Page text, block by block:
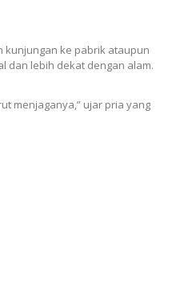
kunjungan ke pabrik ataupun
dan lebih dekat dengan alam.
menjaganya,” ujar pria yang